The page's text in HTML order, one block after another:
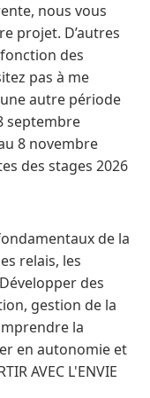
nous vous
projet. D’autres
des
pas à me
autre période
septembre
8 novembre
des stages 2026
de la
relais, les
des
gestion de la
la
en autonomie et
AVEC L'ENVIE